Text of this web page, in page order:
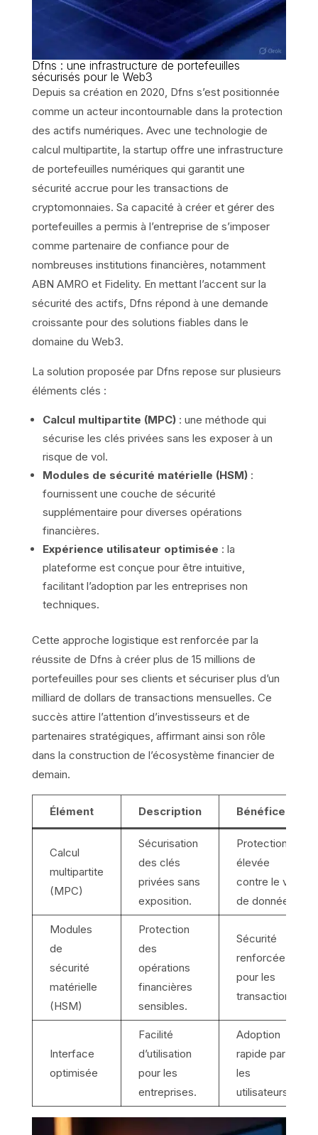
Dfns : une infrastructure de portefeuilles
sécurisés pour le Web3
Depuis sa création en 2020, Dfns s’est positionnée
comme un acteur incontournable dans la protection
des actifs numériques. Avec une technologie de
calcul multipartite, la startup offre une infrastructure
de portefeuilles numériques qui garantit une
sécurité accrue pour les transactions de
cryptomonnaies. Sa capacité à créer et gérer des
portefeuilles a permis à l’entreprise de s’imposer
comme partenaire de confiance pour de
nombreuses institutions financières, notamment
ABN AMRO et Fidelity. En mettant l’accent sur la
sécurité des actifs, Dfns répond à une demande
croissante pour des solutions fiables dans le
domaine du Web3.
La solution proposée par Dfns repose sur plusieurs
éléments clés :
Calcul multipartite (MPC): une méthode qui
sécurise les clés privées sans les exposer à un
risque de vol.
Modules de sécurité matérielle (HSM):
fournissent une couche de sécurité
supplémentaire pour diverses opérations
financières.
Expérience utilisateur optimisée : la
plateforme est conçue pour être intuitive,
facilitant l’adoption par les entreprises non
techniques.
Cette approche logistique est renforcée par la
réussite de Dfns à créer plus de 15 millions de
portefeuilles pour ses clients et sécuriser plus d’un
milliard de dollars de transactions mensuelles. Ce
succès attire l’attention d’investisseurs et de
partenaires stratégiques, affirmant ainsi son rôle
dans la construction de l’écosystème financier de
demain.
Élément Description Bénéfice
Calcul
multipartite
(MPC)
Sécurisation
des clés
privées sans
exposition.
Protection
élevée
contre le vol
de données.
Modules
de
sécurité
matérielle
(HSM)
Protection
des
opérations
financières
sensibles.
Sécurité
renforcée
pour les
transactions.
Interface
optimisée
Facilité
d’utilisation
pour les
entreprises.
Adoption
rapide par
les
utilisateurs.